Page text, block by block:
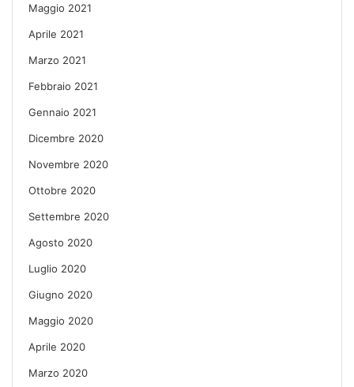
Maggio 2021
Aprile 2021
Marzo 2021
Febbraio 2021
Gennaio 2021
Dicembre 2020
Novembre 2020
Ottobre 2020
Settembre 2020
Agosto 2020
Luglio 2020
Giugno 2020
Maggio 2020
Aprile 2020
Marzo 2020